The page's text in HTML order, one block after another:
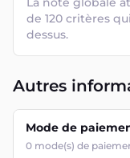
de 120 critères
dessus.
Autres
Mode de
0 mode(s) de